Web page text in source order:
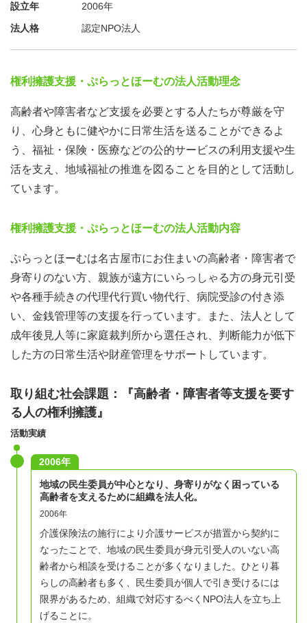
設立年
2006年
法人格
認定NPO法人
権利擁護支援・ぷらっとほーむの法人活動理念
高齢者や障害者など支援を必要とする人たちが尊厳を守
り、心身ともに健やかに日常生活を送ることができるよ
う、福祉・保険・医療などの公的サービスの利用支援や生
活を支え、地域福祉の推進を図ることを目的として活動し
ています。
権利擁護支援・ぷらっとほーむの法人活動内容
ぷらっとほーむは名古屋市にお住まいの高齢者・障害者で
身寄りのない方、親族が遠方にいらっしゃる方の身元引受
や各種手続きの代理代行買い物代行、病院受診の付き添
い、金銭管理等の支援を行っています。また、法人として
成年後見人等に家庭裁判所から選任され、判断能力が低下
した方の日常生活や財産管理をサポートしています。
取り組む社会課題：『高齢者・障害者等支援を要す
る人の権利擁護』
活動実績
2006年
地域の民生委員が中心となり、身寄りがなく困っている
高齢者を支えるために組織を法人化。
2006年
介護保険法の施行により介護サービスが措置から契約に
なったことで、地域の民生委員が身元引受人のいない高
齢者から相談を受けることが多くなりました。ひとり暮
らしの高齢者も多く、民生委員が個人で引き受けるには
限界があるため、組織で対応するべくNPO法人を立ち上
げることに。